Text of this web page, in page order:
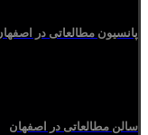
پانسیون مطالعاتی در
سالن مطالعاتی در اصفهان